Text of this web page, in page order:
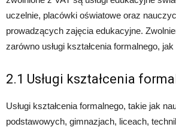
uczelnie, placówki oświatowe oraz
prowadzących zajęcia edukacyjne.
zarówno usługi kształcenia formalnego,
2.1 Usługi kształcenia
Usługi kształcenia formalnego, takie jak
podstawowych, gimnazjach, liceach,